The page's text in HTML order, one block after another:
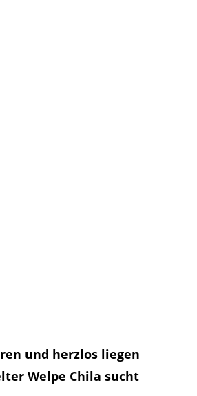
und herzlos liegen
Welpe Chila sucht